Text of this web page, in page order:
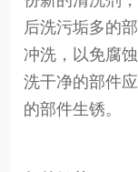
后洗污垢多的
冲洗，以免腐
洗干净的部件
的部件生锈。